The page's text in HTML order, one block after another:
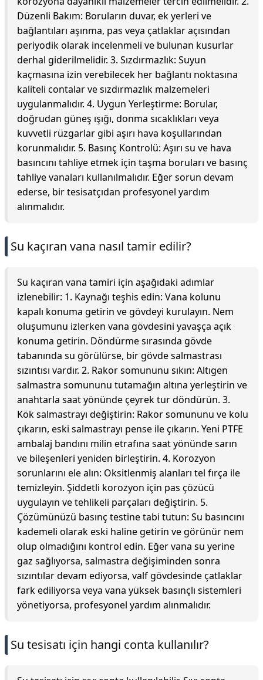
Düzenli Bakım: Boruların duvar, ek yerleri ve
bağlantıları aşınma, pas veya çatlaklar açısından
periyodik olarak incelenmeli ve bulunan kusurlar
derhal giderilmelidir. 3. Sızdırmazlık: Suyun
kaçmasına izin verebilecek her bağlantı noktasına
kaliteli contalar ve sızdırmazlık malzemeleri
uygulanmalıdır. 4. Uygun Yerleştirme: Borular,
doğrudan güneş ışığı, donma sıcaklıkları veya
kuvvetli rüzgarlar gibi aşırı hava koşullarından
korunmalıdır. 5. Basınç Kontrolü: Aşırı su ve hava
basıncını tahliye etmek için taşma boruları ve basınç
tahliye vanaları kullanılmalıdır. Eğer sorun devam
ederse, bir tesisatçıdan profesyonel yardım
alınmalıdır.
Su kaçıran vana nasıl tamir edilir?
Su kaçıran vana tamiri için aşağıdaki adımlar
izlenebilir: 1. Kaynağı teşhis edin: Vana kolunu
kapalı konuma getirin ve gövdeyi kurulayın. Nem
oluşumunu izlerken vana gövdesini yavaşça açık
konuma getirin. Döndürme sırasında gövde
tabanında su görülürse, bir gövde salmastrası
sızıntısı vardır. 2. Rakor somununu sıkın: Altıgen
salmastra somununu tutamağın altına yerleştirin ve
anahtarla saat yönünde çeyrek tur döndürün. 3.
Kök salmastrayı değiştirin: Rakor somununu ve kolu
çıkarın, eski salmastrayı pense ile çıkarın. Yeni PTFE
ambalaj bandını milin etrafına saat yönünde sarın
ve bileşenleri yeniden birleştirin. 4. Korozyon
sorunlarını ele alın: Oksitlenmiş alanları tel fırça ile
temizleyin. Şiddetli korozyon için pas çözücü
uygulayın ve tehlikeli parçaları değiştirin. 5.
Çözümünüzü basınç testine tabi tutun: Su basıncını
kademeli olarak eski haline getirin ve görünür nem
olup olmadığını kontrol edin. Eğer vana su yerine
gaz sağlıyorsa, salmastra değişiminden sonra
sızıntılar devam ediyorsa, valf gövdesinde çatlaklar
fark ediliyorsa veya vana yüksek basınçlı sistemleri
yönetiyorsa, profesyonel yardım alınmalıdır.
Su tesisatı için hangi conta kullanılır?